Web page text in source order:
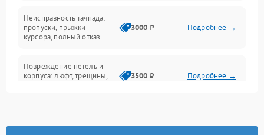
Сеть и интернет
Неисправность тачпада:
пропуски, прыжки
курсора, полный отказ
3000 ₽ Подробнее →
Повреждение петель и
корпуса: люфт, трещины,
3500 ₽ Подробнее →
быстрая разрядка,
2500 ₽ Подробнее →